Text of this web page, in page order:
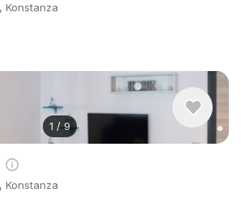
Konstanza
1 /9
Konstanza